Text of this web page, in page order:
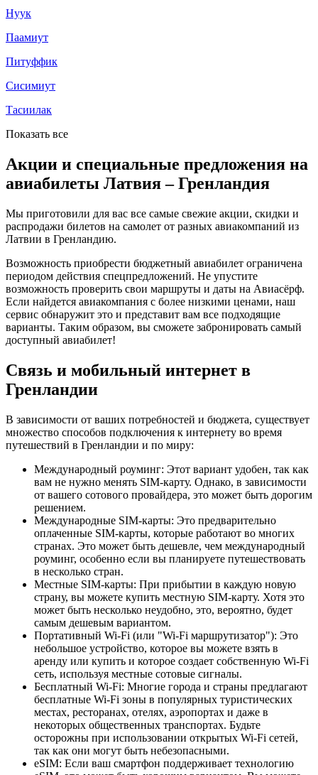
Нуук
Паамиут
Питуффик
Сисимиут
Тасиилак
Показать все
Акции и специальные предложения на
авиабилеты Латвия – Гренландия
Мы приготовили для вас все самые свежие акции, скидки и
распродажи билетов на самолет от разных авиакомпаний из
Латвии в Гренландию.
Возможность приобрести бюджетный авиабилет ограничена
периодом действия спецпредложений. Не упустите
возможность проверить свои маршруты и даты на Авиасёрф.
Если найдется авиакомпания с более низкими ценами, наш
сервис обнаружит это и представит вам все подходящие
варианты. Таким образом, вы сможете забронировать самый
доступный авиабилет!
Связь и мобильный интернет в
Гренландии
В зависимости от ваших потребностей и бюджета, существует
множество способов подключения к интернету во время
путешествий в Гренландии и по миру:
Международный роуминг: Этот вариант удобен, так как
вам не нужно менять SIM-карту. Однако, в зависимости
от вашего сотового провайдера, это может быть дорогим
решением.
Международные SIM-карты: Это предварительно
оплаченные SIM-карты, которые работают во многих
странах. Это может быть дешевле, чем международный
роуминг, особенно если вы планируете путешествовать
в несколько стран.
Местные SIM-карты: При прибытии в каждую новую
страну, вы можете купить местную SIM-карту. Хотя это
может быть несколько неудобно, это, вероятно, будет
самым дешевым вариантом.
Портативный Wi-Fi (или "Wi-Fi маршрутизатор"): Это
небольшое устройство, которое вы можете взять в
аренду или купить и которое создает собственную Wi-Fi
сеть, используя местные сотовые сигналы.
Бесплатный Wi-Fi: Многие города и страны предлагают
бесплатные Wi-Fi зоны в популярных туристических
местах, ресторанах, отелях, аэропортах и даже в
некоторых общественных транспортах. Будьте
осторожны при использовании открытых Wi-Fi сетей,
так как они могут быть небезопасными.
eSIM: Если ваш смартфон поддерживает технологию